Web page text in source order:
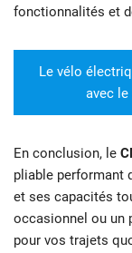
fonctionnalités et
Le vélo
avec le
En conclusion, le
pliable performant
et ses capacités
occasionnel ou un
pour vos trajets